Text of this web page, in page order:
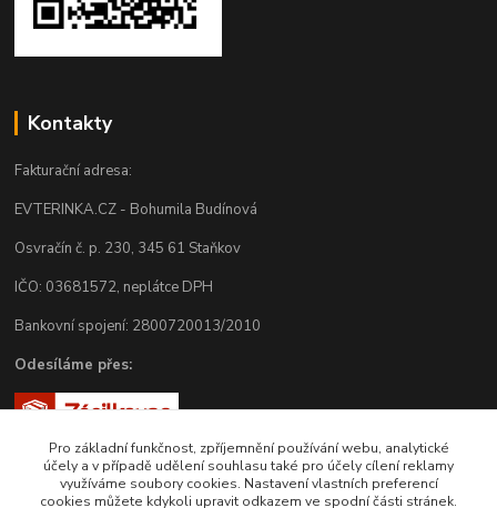
Kontakty
Fakturační adresa:
EVTERINKA.CZ - Bohumila Budínová
Osvračín č. p. 230, 345 61 Staňkov
IČO: 03681572, neplátce DPH
Bankovní spojení: 2800720013/2010
Odesíláme přes:
Pro základní funkčnost, zpříjemnění používání webu, analytické
účely a v případě udělení souhlasu také pro účely cílení reklamy
využíváme soubory cookies. Nastavení vlastních preferencí
cookies můžete kdykoli upravit odkazem ve spodní části stránek.